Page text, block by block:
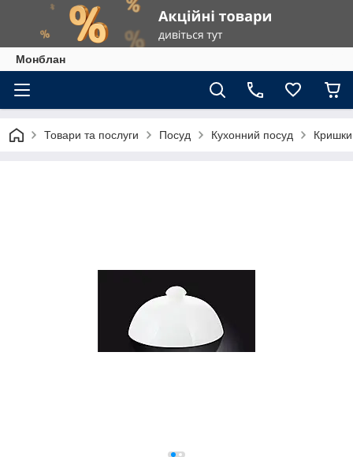
Монблан
Товари та послуги Посуд Кухонний посуд Кришки